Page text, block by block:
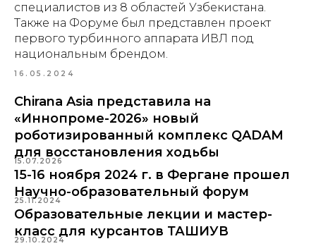
специалистов из 8 областей Узбекистана.
Также на Форуме был представлен проект
первого турбинного аппарата ИВЛ под
национальным брендом.
16.05.2024
Chirana Asia представила на
«Иннопроме-2026» новый
роботизированный комплекс QADAM
для восстановления ходьбы
15.07.2026
15-16 ноября 2024 г. в Фергане прошел
Научно-образовательный форум
25.11.2024
Образовательные лекции и мастер-
класс для курсантов ТАШИУВ
29.10.2024